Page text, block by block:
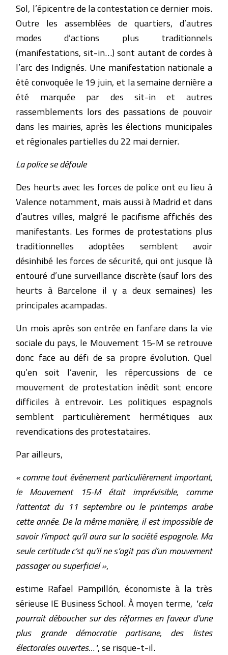
Sol, l’épicentre de la contestation ce dernier mois.
Outre les assemblées de quartiers, d’autres
modes d’actions plus traditionnels
(manifestations, sit-in…) sont autant de cordes à
l’arc des Indignés. Une manifestation nationale a
été convoquée le 19 juin, et la semaine dernière a
été marquée par des sit-in et autres
rassemblements lors des passations de pouvoir
dans les mairies, après les élections municipales
et régionales partielles du 22 mai dernier.
La police se défoule
Des heurts avec les forces de police ont eu lieu à
Valence notamment, mais aussi à Madrid et dans
d’autres villes, malgré le pacifisme affichés des
manifestants. Les formes de protestations plus
traditionnelles adoptées semblent avoir
désinhibé les forces de sécurité, qui ont jusque là
entouré d’une surveillance discrète (sauf lors des
heurts à Barcelone il y a deux semaines) les
principales acampadas.
Un mois après son entrée en fanfare dans la vie
sociale du pays, le Mouvement 15-M se retrouve
donc face au défi de sa propre évolution. Quel
qu’en soit l’avenir, les répercussions de ce
mouvement de protestation inédit sont encore
difficiles à entrevoir. Les politiques espagnols
semblent particulièrement hermétiques aux
revendications des protestataires.
Par ailleurs,
« comme tout événement particulièrement important,
le Mouvement 15-M était imprévisible, comme
l’attentat du 11 septembre ou le printemps arabe
cette année. De la même manière, il est impossible de
savoir l’impact qu’il aura sur la société espagnole. Ma
seule certitude c’st qu’il ne s’agit pas d’un mouvement
passager ou superficiel »,
estime Rafael Pampillón, économiste à la très
sérieuse IE Business School. À moyen terme, "cela
pourrait déboucher sur des réformes en faveur d’une
plus grande démocratie partisane, des listes
électorales ouvertes…", se risque-t-il.